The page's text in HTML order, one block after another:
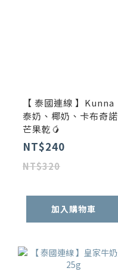
【 泰國連線 】Kunna
泰奶、椰奶、卡布奇諾
芒果乾🥭
NT$240
NT$320
加入購物車